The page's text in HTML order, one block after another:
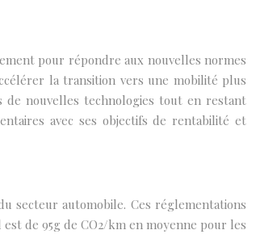
pour répondre aux nouvelles normes
la transition vers une mobilité plus
de nouvelles technologies tout en restant
avec ses objectifs de rentabilité et
secteur automobile. Ces réglementations
de 95g de CO2/km en moyenne pour les